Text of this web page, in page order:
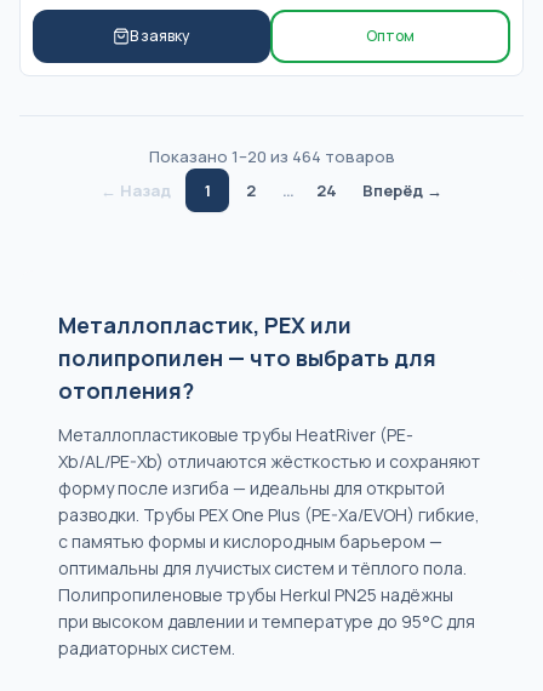
В заявку Оптом
Показано 1–20 из 464 товаров
← Назад
1 2 … 24 Вперёд →
Металлопластик, PEX или
полипропилен — что выбрать для
отопления?
Металлопластиковые трубы HeatRiver (PE-
Xb/AL/PE-Xb) отличаются жёсткостью и сохраняют
форму после изгиба — идеальны для открытой
разводки. Трубы PEX One Plus (PE-Xa/EVOH) гибкие,
с памятью формы и кислородным барьером —
оптимальны для лучистых систем и тёплого пола.
Полипропиленовые трубы Herkul PN25 надёжны
при высоком давлении и температуре до 95°С для
радиаторных систем.